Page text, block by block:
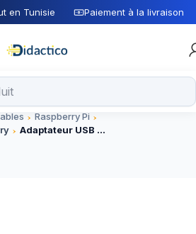
en Tunisie Paiement à la livraison
Raspberry Pi
Adaptateur USB Type C Vers HDMI